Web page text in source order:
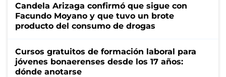
Candela Arizaga confirmó que sigue con
Facundo Moyano y que tuvo un brote
producto del consumo de drogas
Cursos gratuitos de formación laboral para
jóvenes bonaerenses desde los 17 años:
dónde anotarse